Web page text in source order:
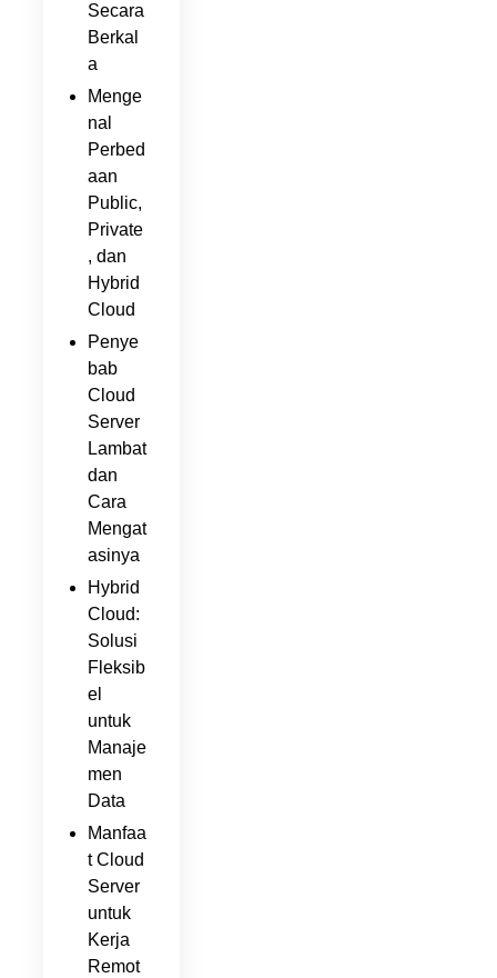
Secara
Berkal
a
Menge
nal
Perbed
aan
Public,
Private
, dan
Hybrid
Cloud
Penye
bab
Cloud
Server
Lambat
dan
Cara
Mengat
asinya
Hybrid
Cloud:
Solusi
Fleksib
el
untuk
Manaje
men
Data
Manfaa
t Cloud
Server
untuk
Kerja
Remot